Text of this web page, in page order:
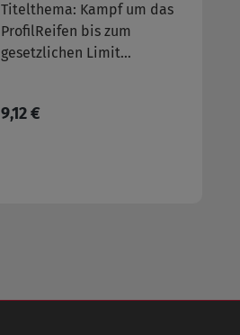
Titelthema: Kampf um das
ProfilReifen bis zum
gesetzlichen Limit
Direktannahme:
Regulärer Preis:
9,12 €